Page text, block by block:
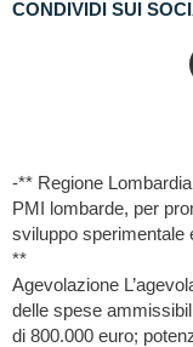
CONDIVIDI SUI
-** Regione
PMI lombarde, per
sviluppo sperimentale
**
Agevolazione
delle spese
di 800.000 euro;